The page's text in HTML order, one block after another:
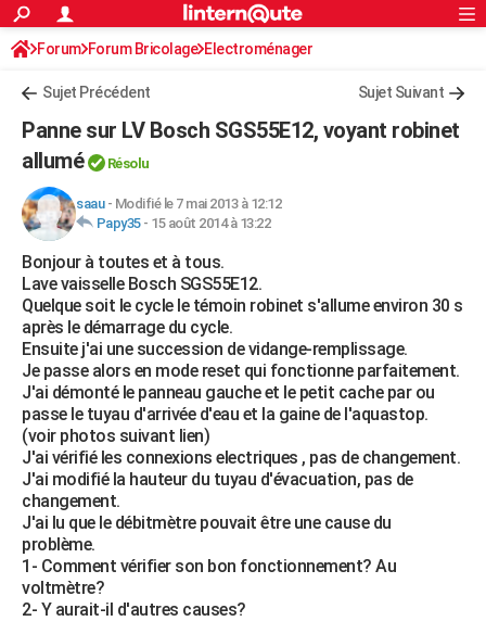
ACTUALITÉS
Politique
Société
Faits Divers
Education
Monde
Villes
+
Programme TV
Streaming
Cinéma
Sorties cinéma
Musique
FINANCE
Retraite
Impôts
Epargne
Immobilier
Risques naturels par ville
Banque
Assurance
Crédit
AUTO
Essais
Réserver un essai
Citadines
Berlines
SUV
Forum auto
HIGH-TECH
Mobiles
Meilleur smartphone
Internet
Ordinateurs
Jeux vidéo
Guide high-tech
BRICOLAGE
Forum
Aménagement intérieur
Extérieur
Cuisine
Salle de bains
Jardinage
Rangement
WEEK-END
Guides de France
Escapades
Patrimoine
Expositions
Musées
Week-end nature
+LIFESTYLE
Art de vivre
Bien-être
Loisirs
Mode
Modes de vie
SANTE
Alimentation
Guide de la santé
Maladies
Médicaments
Sommeil
VOYAGE
Destinations
City break
Voyage nature
Voyage de noces
Forum
Climat
+PHOTO
GUIDES D'ACHAT
BONS PLANS
S'inscrire
Connexion
Forum Forum Bricolage Electroménager
Sujet Précédent Sujet Suivant
Panne sur LV Bosch SGS55E12, voyant robinet
allumé
Résolu
saau- Modifié le 7 mai 2013 à 12:12
Papy35- 15 août 2014 à 13:22
Bonjour à toutes et à tous.
Lave vaisselle Bosch SGS55E12.
Quelque soit le cycle le témoin robinet s'allume environ 30 s
après le démarrage du cycle.
Ensuite j'ai une succession de vidange-remplissage.
Je passe alors en mode reset qui fonctionne parfaitement.
J'ai démonté le panneau gauche et le petit cache par ou
passe le tuyau d'arrivée d'eau et la gaine de l'aquastop.
(voir photos suivant lien)
J'ai vérifié les connexions electriques , pas de changement.
J'ai modifié la hauteur du tuyau d'évacuation, pas de
changement.
J'ai lu que le débitmètre pouvait être une cause du
problème.
1- Comment vérifier son bon fonctionnement? Au
voltmètre?
2- Y aurait-il d'autres causes?